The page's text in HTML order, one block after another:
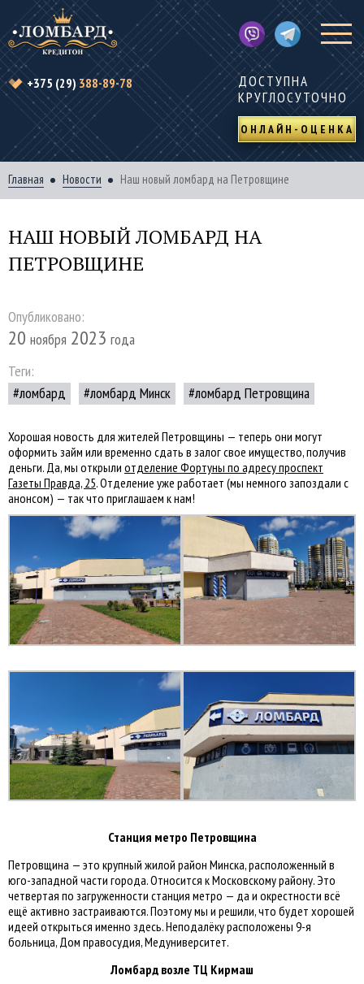
ДОСТУПНА
КРУГЛОСУТОЧНО
ОНЛАЙН-ОЦЕНКА
+375 (29) 388-89-78
Главная Новости Наш новый ломбард на Петровщине
НАШ НОВЫЙ ЛОМБАРД НА
ПЕТРОВЩИНЕ
Опубликовано:
20 ноября 2023 года
Теги:
ломбард
ломбард Минск ломбард Петровщина
Хорошая новость для жителей Петровщины — теперь они могут
оформить займ или временно сдать в залог свое имущество, получив
деньги. Да, мы открыли отделение Фортуны по адресу проспект
Газеты Правда, 25. Отделение уже работает (мы немного запоздали с
анонсом) — так что приглашаем к нам!
Станция метро Петровщина
Петровщина — это крупный жилой район Минска, расположенный в
юго-западной части города. Относится к Московскому району. Это
четвертая по загруженности станция метро — да и окрестности всё
ещё активно застраиваются. Поэтому мы и решили, что будет хорошей
идеей открыться именно здесь. Неподалёку расположены 9-я
больница, Дом правосудия, Медуниверситет.
Ломбард возле ТЦ Кирмаш